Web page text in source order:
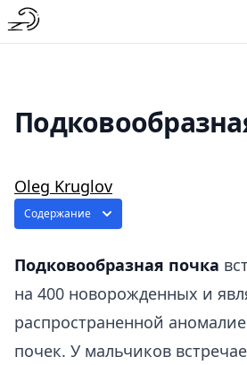
Oleg Kruglov
Содержание
Подковообразная почка
на 400 новорожденных и
распространенной
почек. У мальчиков